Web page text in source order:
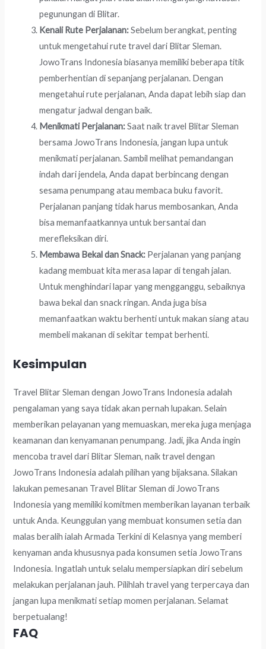
pegunungan di Blitar.
Kenali Rute Perjalanan:Sebelum berangkat, penting
untuk mengetahui rute travel dari Blitar Sleman.
JowoTrans Indonesia biasanya memiliki beberapa titik
pemberhentian di sepanjang perjalanan. Dengan
mengetahui rute perjalanan, Anda dapat lebih siap dan
mengatur jadwal dengan baik.
Menikmati Perjalanan:Saat naik travel Blitar Sleman
bersama JowoTrans Indonesia, jangan lupa untuk
menikmati perjalanan. Sambil melihat pemandangan
indah dari jendela, Anda dapat berbincang dengan
sesama penumpang atau membaca buku favorit.
Perjalanan panjang tidak harus membosankan, Anda
bisa memanfaatkannya untuk bersantai dan
merefleksikan diri.
Membawa Bekal dan Snack: Perjalanan yang panjang
kadang membuat kita merasa lapar di tengah jalan.
Untuk menghindari lapar yang mengganggu, sebaiknya
bawa bekal dan snack ringan. Anda juga bisa
memanfaatkan waktu berhenti untuk makan siang atau
membeli makanan di sekitar tempat berhenti.
Kesimpulan
Travel Blitar Sleman dengan JowoTrans Indonesia adalah
pengalaman yang saya tidak akan pernah lupakan. Selain
memberikan pelayanan yang memuaskan, mereka juga menjaga
keamanan dan kenyamanan penumpang. Jadi, jika Anda ingin
mencoba travel dari Blitar Sleman, naik travel dengan
JowoTrans Indonesia adalah pilihan yang bijaksana. Silakan
lakukan pemesanan Travel Blitar Sleman di JowoTrans
Indonesia yang memiliki komitmen memberikan layanan terbaik
untuk Anda. Keunggulan yang membuat konsumen setia dan
malas beralih ialah Armada Terkini di Kelasnya yang memberi
kenyaman anda khususnya pada konsumen setia JowoTrans
Indonesia. Ingatlah untuk selalu mempersiapkan diri sebelum
melakukan perjalanan jauh. Pilihlah travel yang terpercaya dan
jangan lupa menikmati setiap momen perjalanan. Selamat
berpetualang!
FAQ